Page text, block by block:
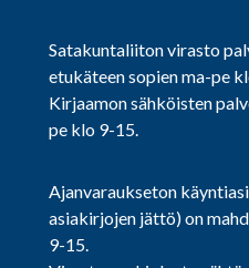
Satakuntaliiton virasto
etukäteen sopien ma-pe
Kirjaamon sähköisten
pe klo 9-15.
Ajanvaraukseton
asiakirjojen jättö) on
9-15.